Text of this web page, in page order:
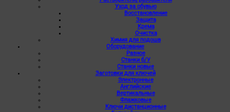
Уход за обувью
Восстановление
Защита
Крема
Очистка
Химия для подошв
Оборудование
Разное
Станки б/У
Станки новые
Заготовки для ключей
Электронные
Английские
Вертикальные
Флажковые
Ключи дистанционные